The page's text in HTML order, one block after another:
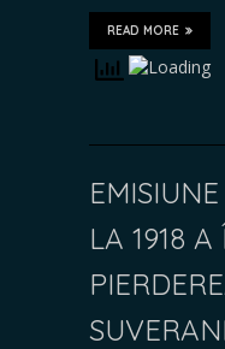
READ MORE
LA 1918